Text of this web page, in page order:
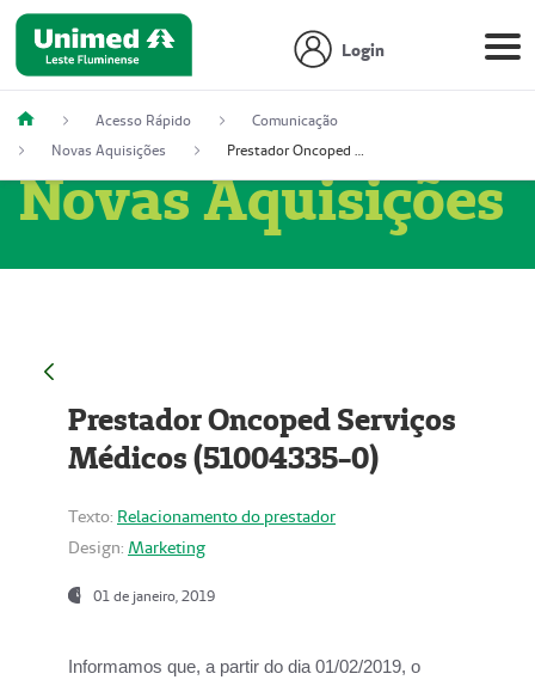
Login
Acesso Rápido
Comunicação
Novas Aquisições
Prestador Oncoped Serviços Médicos (51004335-0)
Novas Aquisições
Prestador Oncoped Serviços
Médicos (51004335-0)
Texto: Relacionamento do prestador
Design: Marketing
01 de janeiro, 2019
Informamos que, a partir do dia 01/02/2019, o